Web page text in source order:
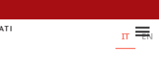
IT EN